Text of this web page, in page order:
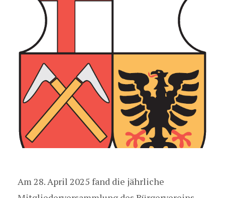
Am 28. April 2025 fand die jährliche